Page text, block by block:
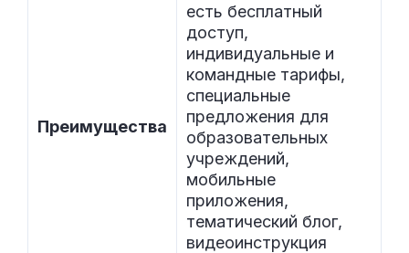
Преимущества
есть бесплатный
доступ,
индивидуальные и
командные тарифы,
специальные
предложения для
образовательных
учреждений,
мобильные
приложения,
тематический блог,
видеоинструкция